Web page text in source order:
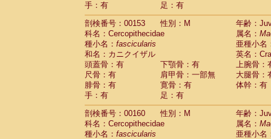
手：有
足：有
剖検番号：00153
性別：M
年齢：
科名：Cercopithecidae
属名：
種小名： fascicularis
亜種小名
和名：カニクイザル
英名：
頭蓋骨：有
下顎骨：有
上腕骨：
尺骨：有
肩甲骨：一部無
大腿骨：
腓骨：有
寛骨：有
体幹：有
手：有
足：有
剖検番号：00160
性別：M
年齢：
科名：Cercopithecidae
属名：
種小名： fascicularis
亜種小名